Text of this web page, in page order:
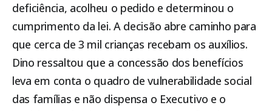
deficiência, acolheu o pedido e determinou o
cumprimento da lei. A decisão abre caminho para
que cerca de 3 mil crianças recebam os auxílios.
Dino ressaltou que a concessão dos benefícios
leva em conta o quadro de vulnerabilidade social
das famílias e não dispensa o Executivo e o